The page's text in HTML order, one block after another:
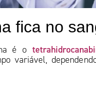
fica no
é o
variável,